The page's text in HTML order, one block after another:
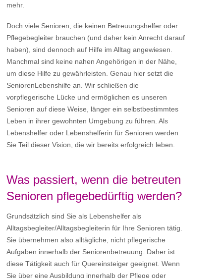
mehr.
Doch viele Senioren, die keinen Betreuungshelfer oder
Pflegebegleiter brauchen (und daher kein Anrecht darauf
haben), sind dennoch auf Hilfe im Alltag angewiesen.
Manchmal sind keine nahen Angehörigen in der Nähe,
um diese Hilfe zu gewährleisten. Genau hier setzt die
SeniorenLebenshilfe an. Wir schließen die
vorpflegerische Lücke und ermöglichen es unseren
Senioren auf diese Weise, länger ein selbstbestimmtes
Leben in ihrer gewohnten Umgebung zu führen. Als
Lebenshelfer oder Lebenshelferin für Senioren werden
Sie Teil dieser Vision, die wir bereits erfolgreich leben.
Was passiert, wenn die betreuten
Senioren pflegebedürftig werden?
Grundsätzlich sind Sie als Lebenshelfer als
Alltagsbegleiter/Alltagsbegleiterin für Ihre Senioren tätig.
Sie übernehmen also alltägliche, nicht pflegerische
Aufgaben innerhalb der Seniorenbetreuung. Daher ist
diese Tätigkeit auch für Quereinsteiger geeignet. Wenn
Sie über eine Ausbildung innerhalb der Pflege oder